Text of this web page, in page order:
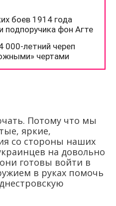
Потому что мы
яркие,
со стороны наших
на довольно
готовы войти в
в руках помочь